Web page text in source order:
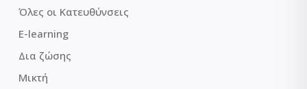
Όλες οι Κατευθύνσεις
E-learning
Δια ζώσης
Μικτή